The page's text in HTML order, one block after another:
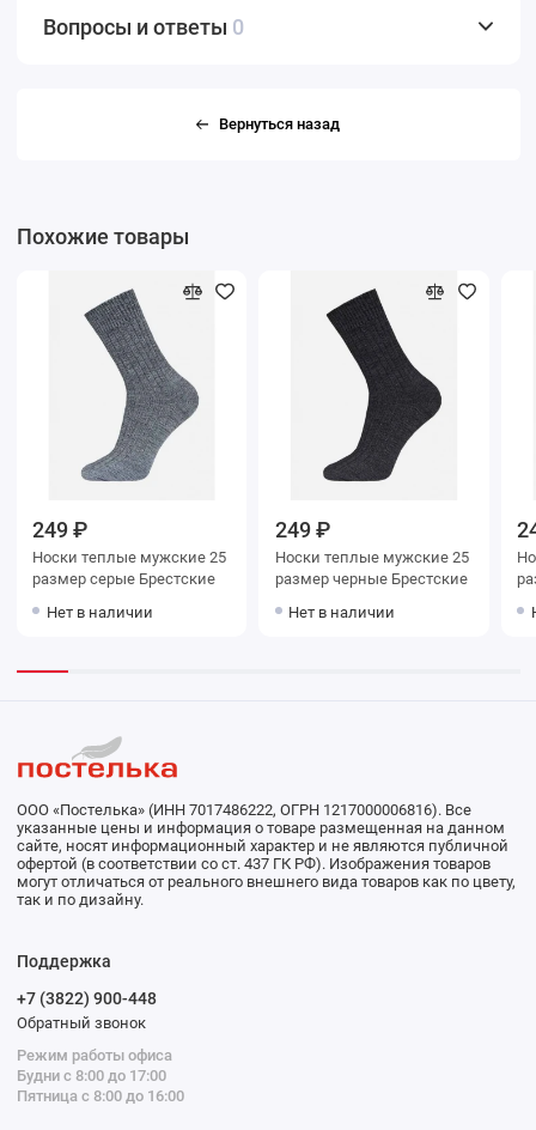
Вопросы и ответы 0
Вернуться назад
Похожие товары
249 ₽
Носки теплые мужские 25
размер серые Брестские
Нет в наличии
249 ₽
Носки теплые мужские 25
размер черные Брестские
Нет в наличии
ООО «Постелька» (ИНН 7017486222, ОГРН 1217000006816). Все
указанные цены и информация о товаре размещенная на данном
сайте, носят информационный характер и не являются публичной
офертой (в соответствии со ст. 437 ГК РФ). Изображения товаров
могут отличаться от реального внешнего вида товаров как по цвету,
так и по дизайну.
Поддержка
+7 (3822) 900-448
Обратный звонок
Режим работы офиса
Будни с 8:00 до 17:00
Пятница с 8:00 до 16:00